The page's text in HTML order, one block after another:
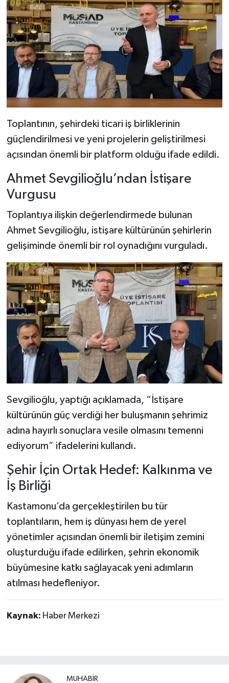
Toplantının, şehirdeki ticari iş birliklerinin
güçlendirilmesi ve yeni projelerin geliştirilmesi
açısından önemli bir platform olduğu ifade edildi.
Ahmet Sevgilioğlu’ndan İstişare
Vurgusu
Toplantıya ilişkin değerlendirmede bulunan
Ahmet Sevgilioğlu, istişare kültürünün şehirlerin
gelişiminde önemli bir rol oynadığını vurguladı.
Sevgilioğlu, yaptığı açıklamada, “İstişare
kültürünün güç verdiği her buluşmanın şehrimiz
adına hayırlı sonuçlara vesile olmasını temenni
ediyorum” ifadelerini kullandı.
Şehir İçin Ortak Hedef: Kalkınma ve
İş Birliği
Kastamonu’da gerçekleştirilen bu tür
toplantıların, hem iş dünyası hem de yerel
yönetimler açısından önemli bir iletişim zemini
oluşturduğu ifade edilirken, şehrin ekonomik
büyümesine katkı sağlayacak yeni adımların
atılması hedefleniyor.
Kaynak: Haber Merkezi
MUHABİR
Dünya Haberleri
Yerel Haberler
Haber Arşivi